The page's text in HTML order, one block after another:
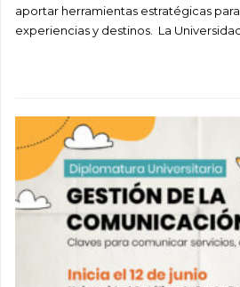
aportar herramientas estratégicas
experiencias y destinos. La